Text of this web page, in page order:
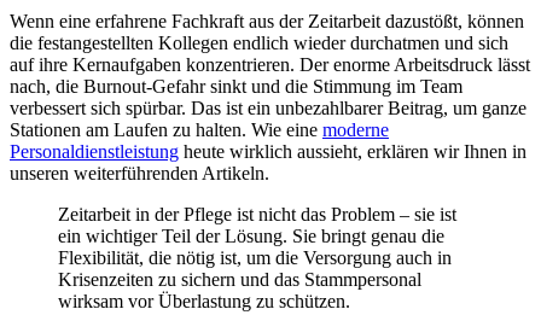
Wenn eine erfahrene Fachkraft aus der Zeitarbeit dazustößt, können
die festangestellten Kollegen endlich wieder durchatmen und sich
auf ihre Kernaufgaben konzentrieren. Der enorme Arbeitsdruck lässt
nach, die Burnout-Gefahr sinkt und die Stimmung im Team
verbessert sich spürbar. Das ist ein unbezahlbarer Beitrag, um ganze
Stationen am Laufen zu halten. Wie eine moderne
Personaldienstleistung heute wirklich aussieht, erklären wir Ihnen in
unseren weiterführenden Artikeln.
Zeitarbeit in der Pflege ist nicht das Problem – sie ist
ein wichtiger Teil der Lösung. Sie bringt genau die
Flexibilität, die nötig ist, um die Versorgung auch in
Krisenzeiten zu sichern und das Stammpersonal
wirksam vor Überlastung zu schützen.